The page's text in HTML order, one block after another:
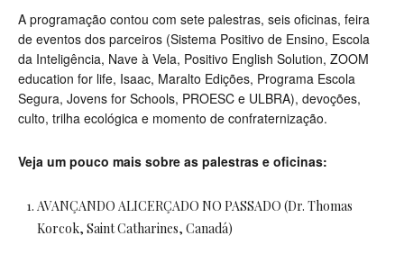
A programação contou com sete palestras, seis oficinas, feira
de eventos dos parceiros (Sistema Positivo de Ensino, Escola
da Inteligência, Nave à Vela, Positivo English Solution, ZOOM
education for life, Isaac, Maralto Edições, Programa Escola
Segura, Jovens for Schools, PROESC e ULBRA), devoções,
culto, trilha ecológica e momento de confraternização.
Veja um pouco mais sobre as palestras e oficinas:
AVANÇANDO ALICERÇADO NO PASSADO (Dr. Thomas
Korcok, Saint Catharines, Canadá)